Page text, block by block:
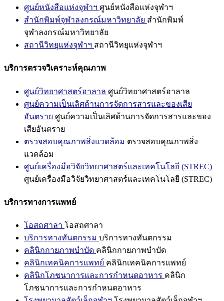
ศูนย์หนังสือแห่งจุฬาฯ ศูนย์หนังสือแห่งจุฬาฯ
สำนักพิมพ์จุฬาลงกรณ์มหาวิทยาลัย สำนักพิมพ์
จุฬาลงกรณ์มหาวิทยาลัย
สถานีวิทยุแห่งจุฬาฯ สถานีวิทยุแห่งจุฬาฯ
บริการตรวจวิเคราะห์คุณภาพ
ศูนย์วิทยาศาสตร์ฮาลาล ศูนย์วิทยาศาสตร์ฮาลาล
ศูนย์ความเป็นเลิศด้านการจัดการสารและของเสีย
อันตราย ศูนย์ความเป็นเลิศด้านการจัดการสารและของ
เสียอันตราย
ตรวจสอบคุณภาพสิ่งแวดล้อม ตรวจสอบคุณภาพสิ่ง
แวดล้อม
ศูนย์เครื่องมือวิจัยวิทยาศาสตร์และเทคโนโลยี (STREC)
ศูนย์เครื่องมือวิจัยวิทยาศาสตร์และเทคโนโลยี (STREC)
บริการทางการแพทย์
โอสถศาลา โอสถศาลา
บริการทางทันตกรรม บริการทางทันตกรรม
คลินิกกายภาพบำบัด คลินิกกายภาพบำบัด
คลินิกเทคนิคการแพทย์ คลินิกเทคนิคการแพทย์
คลินิกโภชนาการและการกำหนดอาหาร คลินิก
โภชนาการและการกำหนดอาหาร